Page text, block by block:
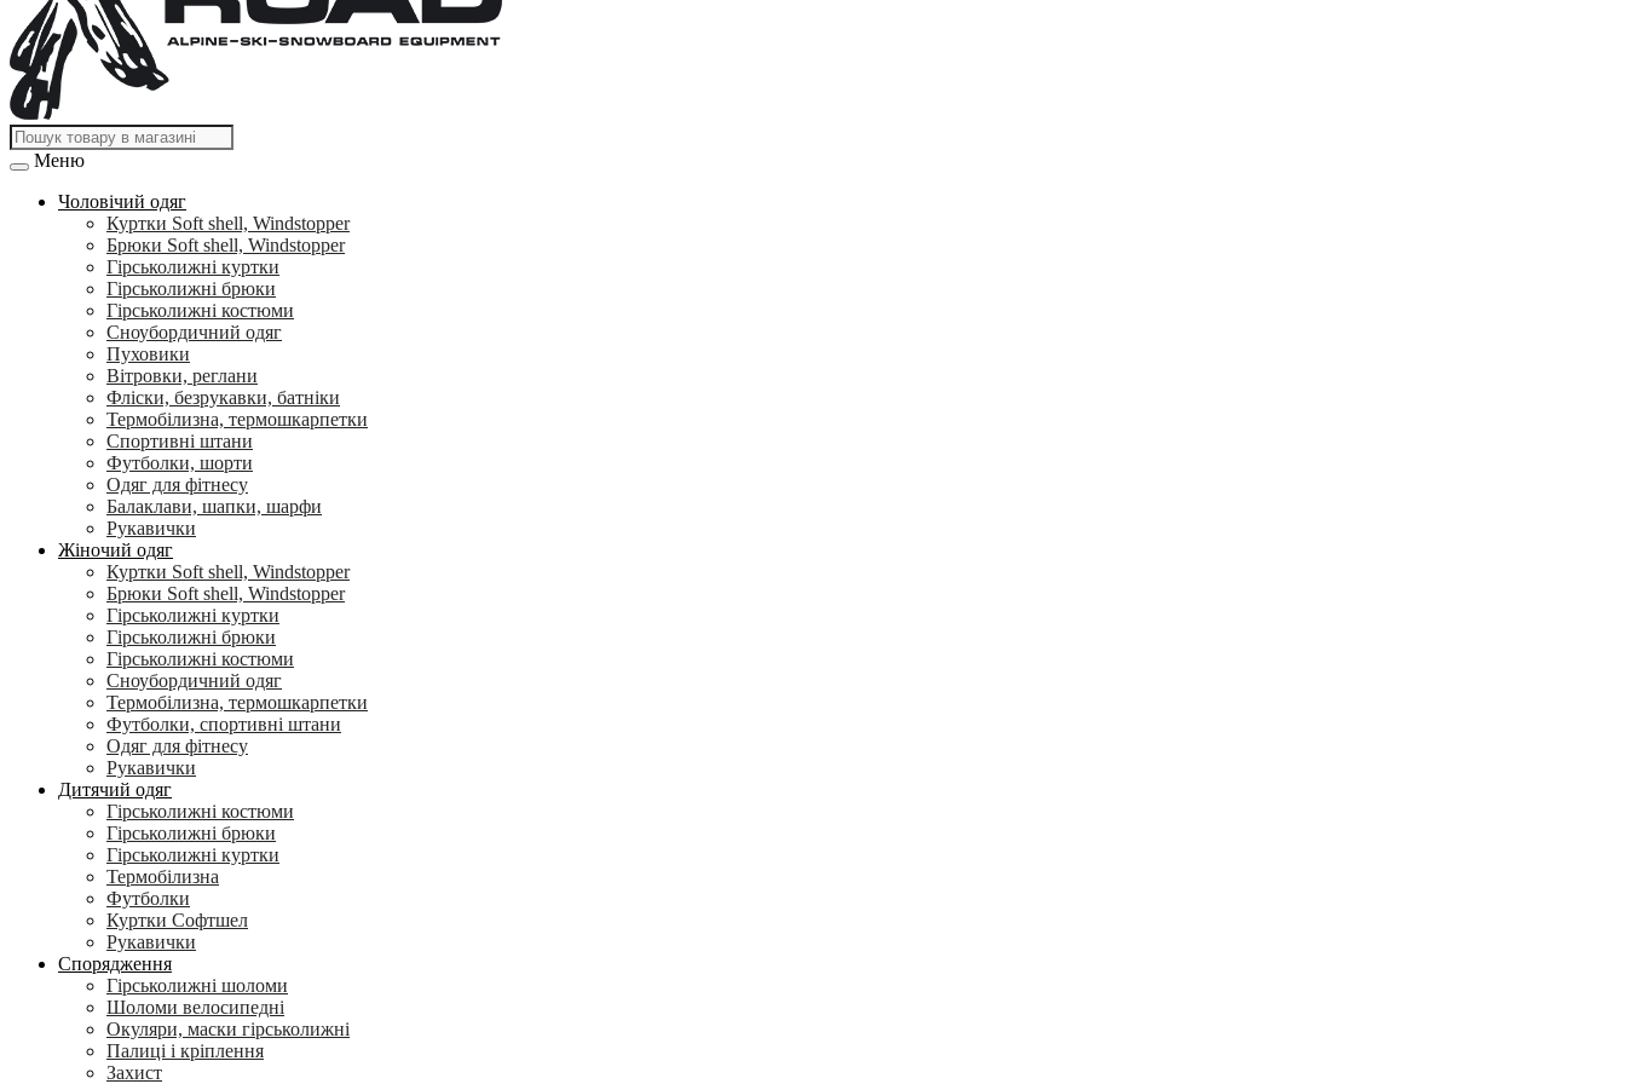
Меню
Чоловічий одяг
Куртки Soft shell, Windstopper
Брюки Soft shell, Windstopper
Гірськолижні куртки
Гірськолижні брюки
Гірськолижні костюми
Сноубордичний одяг
Пуховики
Вітровки, реглани
Фліски, безрукавки, батніки
Термобілизна, термошкарпетки
Спортивні штани
Футболки, шорти
Одяг для фітнесу
Балаклави, шапки, шарфи
Рукавички
Жіночий одяг
Куртки Soft shell, Windstopper
Брюки Soft shell, Windstopper
Гірськолижні куртки
Гірськолижні брюки
Гірськолижні костюми
Сноубордичний одяг
Термобілизна, термошкарпетки
Футболки, спортивні штани
Одяг для фітнесу
Рукавички
Дитячий одяг
Гірськолижні костюми
Гірськолижні брюки
Гірськолижні куртки
Термобілизна
Футболки
Куртки Софтшел
Рукавички
Спорядження
Гірськолижні шоломи
Шоломи велосипедні
Окуляри, маски гірськолижні
Палиці і кріплення
Захист